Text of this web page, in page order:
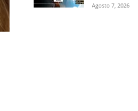
Agosto 7, 2026